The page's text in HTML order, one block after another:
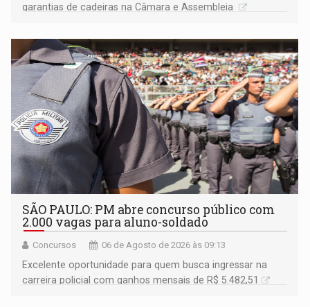
garantias de cadeiras na Câmara e Assembleia
SÃO PAULO: PM abre concurso público com
2.000 vagas para aluno-soldado
Concursos 06 de Agosto de 2026 às 09:13
Excelente oportunidade para quem busca ingressar na
carreira policial com ganhos mensais de R$ 5.482,51